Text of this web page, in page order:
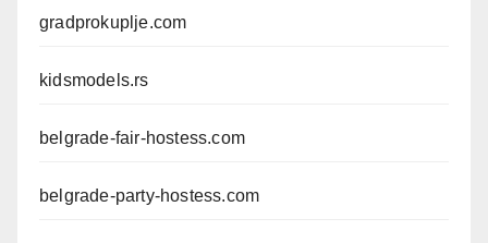
gradprokuplje.com
kidsmodels.rs
belgrade-fair-hostess.com
belgrade-party-hostess.com